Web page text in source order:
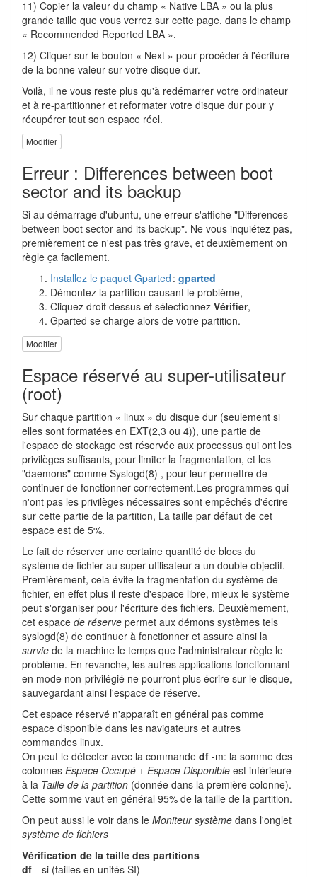
11) Copier la valeur du champ « Native LBA » ou la plus
grande taille que vous verrez sur cette page, dans le champ
« Recommended Reported LBA ».
12) Cliquer sur le bouton « Next » pour procéder à l'écriture
de la bonne valeur sur votre disque dur.
Voilà, il ne vous reste plus qu'à redémarrer votre ordinateur
et à re-partitionner et reformater votre disque dur pour y
récupérer tout son espace réel.
Modifier
Erreur : Differences between boot
sector and its backup
Si au démarrage d'ubuntu, une erreur s'affiche "Differences
between boot sector and its backup". Ne vous inquiétez pas,
premièrement ce n'est pas très grave, et deuxièmement on
règle ça facilement.
Installez le paquet Gparted : gparted
Démontez la partition causant le problème,
Cliquez droit dessus et sélectionnez Vérifier,
Gparted se charge alors de votre partition.
Modifier
Espace réservé au super-utilisateur
(root)
Sur chaque partition « linux » du disque dur (seulement si
elles sont formatées en EXT(2,3 ou 4)), une partie de
l'espace de stockage est réservée aux processus qui ont les
privilèges suffisants, pour limiter la fragmentation, et les
"daemons" comme Syslogd(8) , pour leur permettre de
continuer de fonctionner correctement.Les programmes qui
n'ont pas les privilèges nécessaires sont empêchés d'écrire
sur cette partie de la partition, La taille par défaut de cet
espace est de 5%.
Le fait de réserver une certaine quantité de blocs du
système de fichier au super-utilisateur a un double objectif.
Premièrement, cela évite la fragmentation du système de
fichier, en effet plus il reste d'espace libre, mieux le système
peut s'organiser pour l'écriture des fichiers. Deuxièmement,
cet espace de réserve permet aux démons systèmes tels
syslogd(8) de continuer à fonctionner et assure ainsi la
survie de la machine le temps que l'administrateur règle le
problème. En revanche, les autres applications fonctionnant
en mode non-privilégié ne pourront plus écrire sur le disque,
sauvegardant ainsi l'espace de réserve.
Cet espace réservé n'apparaît en général pas comme
espace disponible dans les navigateurs et autres
commandes linux.
On peut le détecter avec la commande df -m: la somme des
colonnes Espace Occupé + Espace Disponible est inférieure
à la Taille de la partition (donnée dans la première colonne).
Cette somme vaut en général 95% de la taille de la partition.
On peut aussi le voir dans le Moniteur système dans l'onglet
système de fichiers
Vérification de la taille des partitions
df --si (tailles en unités SI)